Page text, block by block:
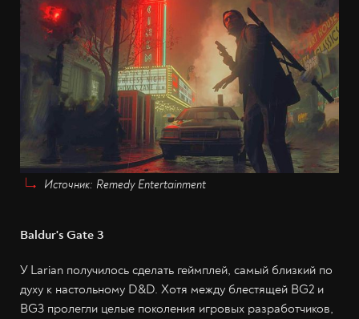
Источник: Remedy Entertainment
Baldur's Gate 3
У Larian получилось сделать геймплей, самый близкий по
духу к настольному D&D. Хотя между блестящей BG2 и
BG3 пролегли целые поколения игровых разработчиков,